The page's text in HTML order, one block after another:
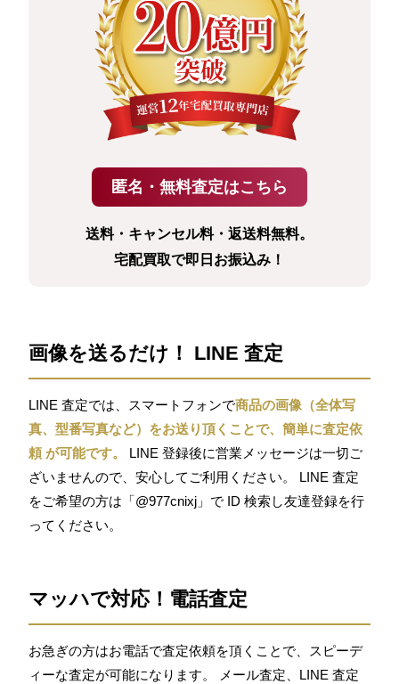
送料・キャンセル料・返送料無料。
宅配買取で即日お振込み！
画像を送るだけ！ LINE 査定
LINE 査定では、スマートフォンで商品の画像（全体写
真、型番写真など）をお送り頂くことで、簡単に査定依
頼 が可能です。
LINE 登録後に営業メッセージは一切ご
ざいませんので、安心してご利用ください。 LINE 査定
をご希望の方は「@977cnixj」で ID 検索し友達登録を行
ってください。
マッハで対応！電話査定
お急ぎの方はお電話で査定依頼を頂くことで、スピーデ
ィーな査定が可能になります。 メール査定、LINE 査定